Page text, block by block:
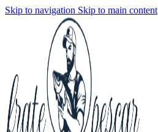
Skip to navigation Skip to main content